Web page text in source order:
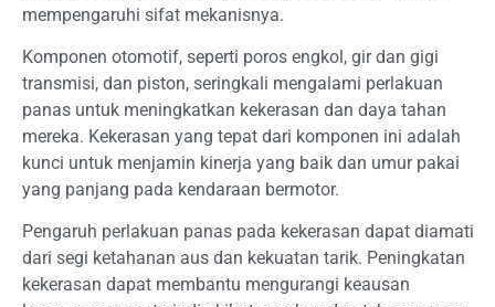
mempengaruhi sifat mekanisnya.
Komponen otomotif, seperti poros engkol, gir dan gigi
transmisi, dan piston, seringkali mengalami perlakuan
panas untuk meningkatkan kekerasan dan daya tahan
mereka. Kekerasan yang tepat dari komponen ini adalah
kunci untuk menjamin kinerja yang baik dan umur pakai
yang panjang pada kendaraan bermotor.
Pengaruh perlakuan panas pada kekerasan dapat diamati
dari segi ketahanan aus dan kekuatan tarik. Peningkatan
kekerasan dapat membantu mengurangi keausan